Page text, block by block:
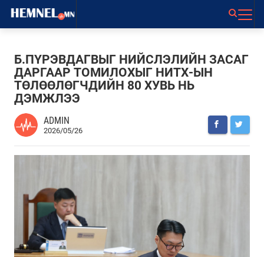
Б.ПҮРЭВДАГВЫГ НИЙСЛЭЛИЙН ЗАСАГ
ДАРГААР ТОМИЛОХЫГ НИТХ-ЫН
ТӨЛӨӨЛӨГЧДИЙН 80 ХУВЬ НЬ
ДЭМЖЛЭЭ
ADMIN
2026/05/26